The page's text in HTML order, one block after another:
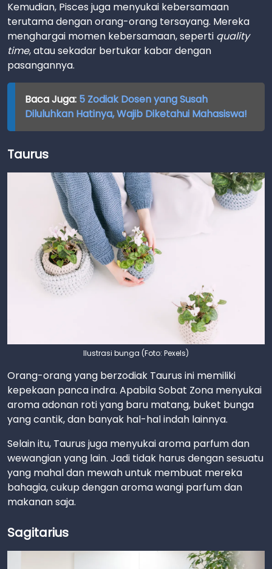
Kemudian, Pisces juga menyukai kebersamaan
terutama dengan orang-orang tersayang. Mereka
menghargai momen kebersamaan, seperti quality
time, atau sekadar bertukar kabar dengan
pasangannya.
Baca Juga: 5 Zodiak Dosen yang Susah
Diluluhkan Hatinya, Wajib Diketahui Mahasiswa!
Taurus
Ilustrasi bunga (Foto: Pexels)
Orang-orang yang berzodiak Taurus ini memiliki
kepekaan panca indra. Apabila Sobat Zona menyukai
aroma adonan roti yang baru matang, buket bunga
yang cantik, dan banyak hal-hal indah lainnya.
Selain itu, Taurus juga menyukai aroma parfum dan
wewangian yang lain. Jadi tidak harus dengan sesuatu
yang mahal dan mewah untuk membuat mereka
bahagia, cukup dengan aroma wangi parfum dan
makanan saja.
Sagitarius